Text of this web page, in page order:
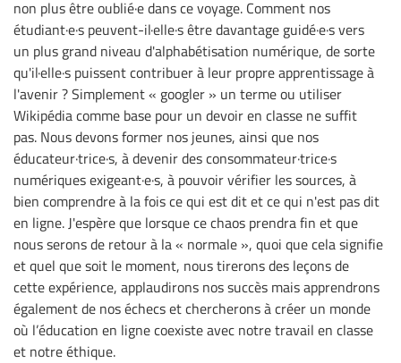
non plus être oublié·e dans ce voyage. Comment nos
étudiant·e·s peuvent-il·elle·s être davantage guidé·e·s vers
un plus grand niveau d'alphabétisation numérique, de sorte
qu'il·elle·s puissent contribuer à leur propre apprentissage à
l'avenir ? Simplement « googler » un terme ou utiliser
Wikipédia comme base pour un devoir en classe ne suffit
pas. Nous devons former nos jeunes, ainsi que nos
éducateur·trice·s, à devenir des consommateur·trice·s
numériques exigeant·e·s, à pouvoir vérifier les sources, à
bien comprendre à la fois ce qui est dit et ce qui n'est pas dit
en ligne. J'espère que lorsque ce chaos prendra fin et que
nous serons de retour à la « normale », quoi que cela signifie
et quel que soit le moment, nous tirerons des leçons de
cette expérience, applaudirons nos succès mais apprendrons
également de nos échecs et chercherons à créer un monde
où l’éducation en ligne coexiste avec notre travail en classe
et notre éthique.